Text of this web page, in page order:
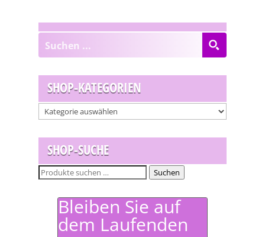
SHOP-KATEGORIEN
SHOP-SUCHE
Suchen
Suchen
Bleiben Sie auf
dem Laufenden